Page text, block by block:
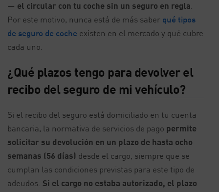
— el circular con tu coche sin un seguro en regla
Por este motivo, nunca está de más saber qué tipos
de seguro de coche existen en el mercado y qué cubre
cada uno.
¿Qué plazos tengo para devolver el
recibo del seguro de mi vehículo?
Si el recibo del seguro está domiciliado en tu cuenta
bancaria, la normativa de servicios de pago permite
solicitar su devolución en un plazo de hasta ocho
semanas (56 días) desde el cargo, siempre que se
cumplan las condiciones previstas para este tipo de
adeudos. Si el cargo no estaba autorizado, el plazo